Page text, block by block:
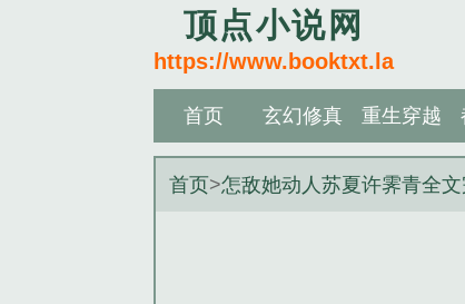
顶点小说网
https://www.booktxt.la
首页 玄幻修真 重生穿越
首页>怎敌她动人苏夏许霁青全文